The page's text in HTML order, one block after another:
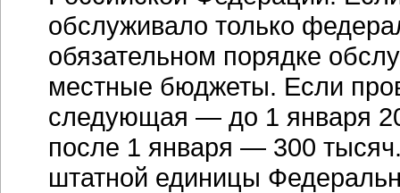
обслуживало только
обязательном порядке
местные бюджеты. Если
следующая — до 1 января
после 1 января — 300
штатной единицы